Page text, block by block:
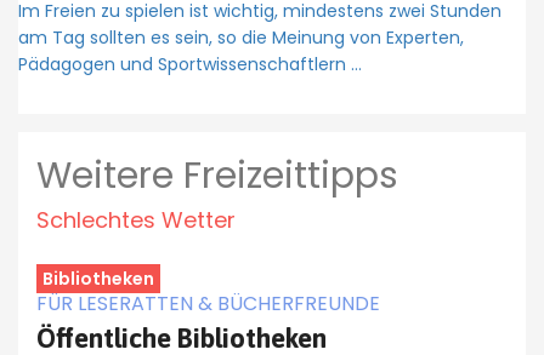
Im Freien zu spielen ist wichtig, mindestens zwei Stunden
am Tag sollten es sein, so die Meinung von Experten,
Pädagogen und Sportwissenschaftlern …
Weitere Freizeittipps
Schlechtes Wetter
Bibliotheken
FÜR LESERATTEN & BÜCHERFREUNDE
Öffentliche Bibliotheken